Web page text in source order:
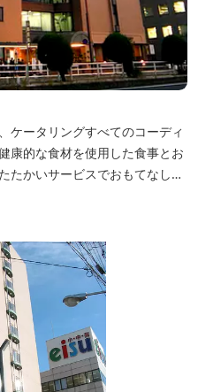
ケータリングすべてのコーディ
康的な食材を使用した食事とお
たかいサービスでおもてなしい